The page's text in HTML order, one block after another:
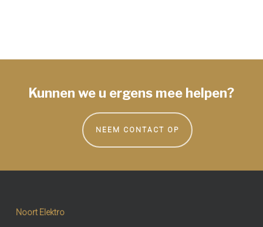
Kunnen we u ergens mee helpen?
NEEM CONTACT OP
Noort Elektro